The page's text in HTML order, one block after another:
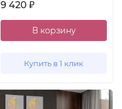
9 420 ₽
В корзину
Купить в 1 клик